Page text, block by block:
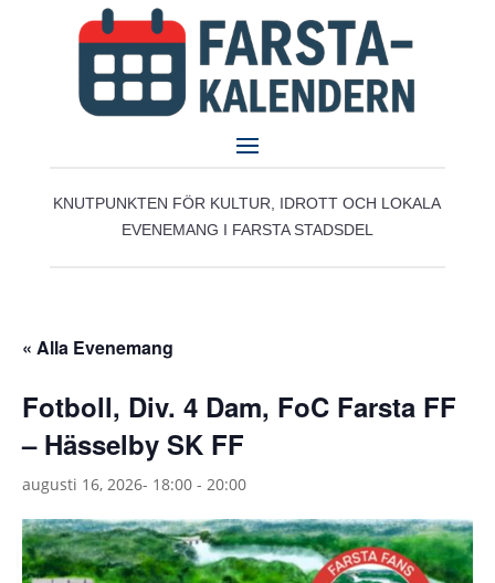
KNUTPUNKTEN FÖR KULTUR, IDROTT OCH LOKALA
EVENEMANG I FARSTA STADSDEL
« Alla Evenemang
Fotboll, Div. 4 Dam, FoC Farsta FF
– Hässelby SK FF
augusti 16, 2026- 18:00 - 20:00